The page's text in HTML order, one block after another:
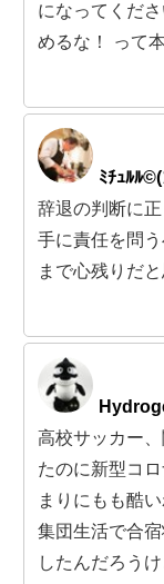
になってくだ
めるな！ って
ﾐﾁｭﾙﾙ
辞退の判断に
手に責任を問
まで心残りだと
高校サッカー
たのに新型コ
まりにもも酷
集団生活で合
したんだろう